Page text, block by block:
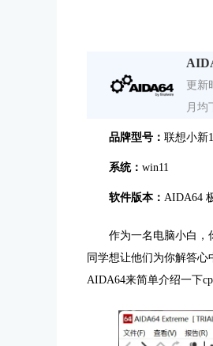
更新
月均
品牌型号： 联想小新
系统： win11
软件版本： AIDA64
作为一名电脑小白，
同学想让他们为你解答
AIDA64来简单介绍一下